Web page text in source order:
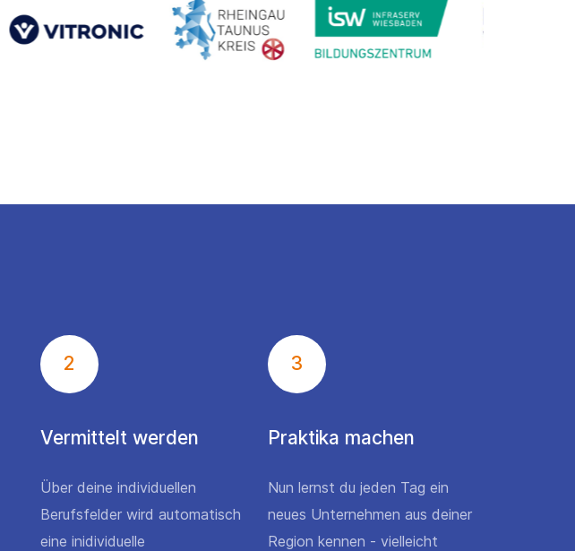
2
Vermittelt werden
Über deine individuellen
Berufsfelder wird automatisch
eine inidividuelle
3
Praktika machen
Nun lernst du jeden Tag ein
neues Unternehmen aus deiner
Region kennen - vielleicht